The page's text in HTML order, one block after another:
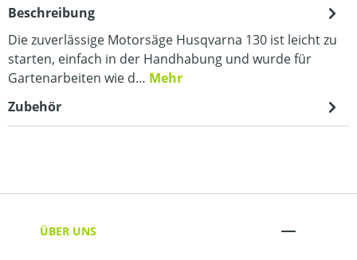
Beschreibung
Die zuverlässige Motorsäge Husqvarna 130 ist leicht zu
starten, einfach in der Handhabung und wurde für
Gartenarbeiten wie d… Mehr
Zubehör
ÜBER UNS